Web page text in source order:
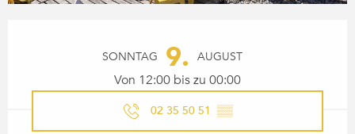
SONNTAG 9. AUGUST
Von 12:00 bis zu 00:00
02 35 50 51 ▒▒